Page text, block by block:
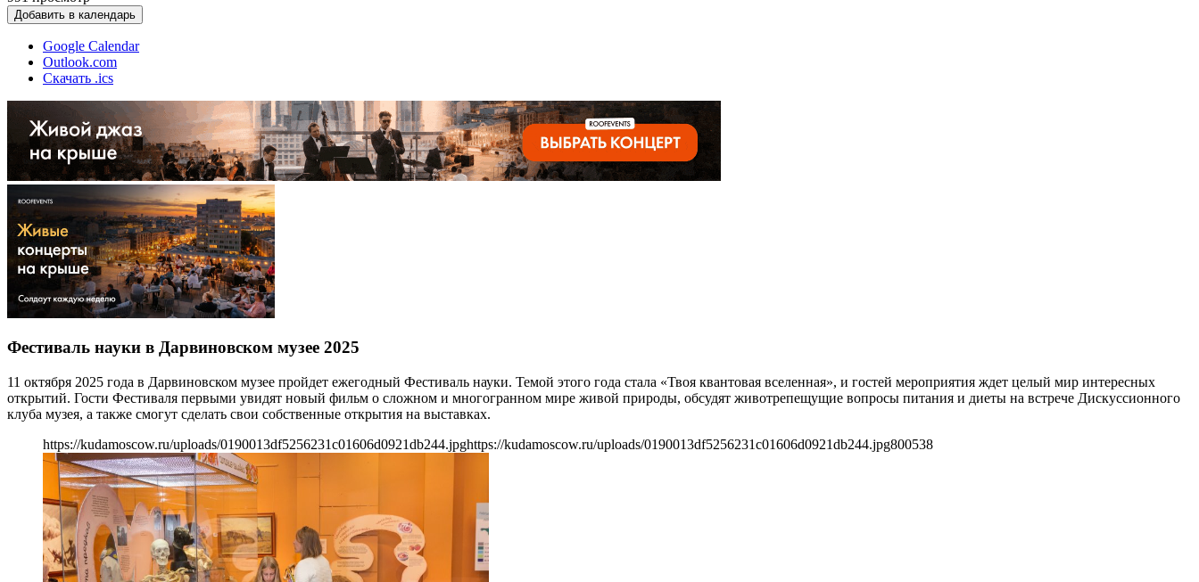
Добавить в календарь
Google Calendar
Outlook.com
Скачать .ics
Фестиваль науки в Дарвиновском музее 2025
11 октября 2025 года в Дарвиновском музее пройдет ежегодный Фестиваль науки. Темой этого года стала «Твоя квантовая вселенная», и гостей мероприятия ждет целый мир интересных
открытий. Гости Фестиваля первыми увидят новый фильм о сложном и многогранном мире живой природы, обсудят животрепещущие вопросы питания и диеты на встрече Дискуссионного
клуба музея, а также смогут сделать свои собственные открытия на выставках.
https://kudamoscow.ru/uploads/0190013df5256231c01606d0921db244.jpghttps://kudamoscow.ru/uploads/0190013df5256231c01606d0921db244.jpg800538